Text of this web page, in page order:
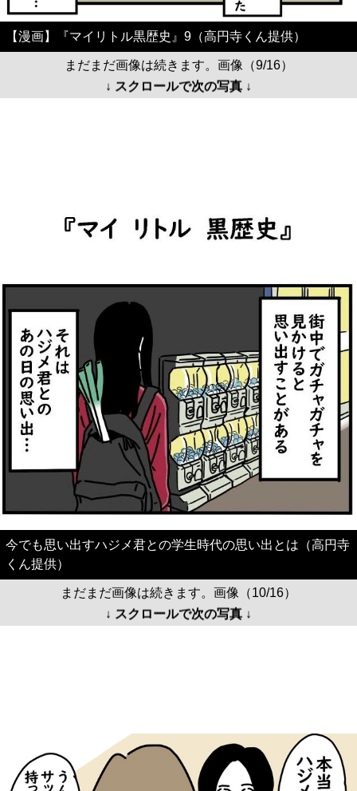
【漫画】『マイリトル黒歴史』9（高円寺くん提供）
まだまだ画像は続きます。画像（9/16）
↓ スクロールで次の写真 ↓
今でも思い出すハジメ君との学生時代の思い出とは（高円寺
くん提供）
まだまだ画像は続きます。画像（10/16）
↓ スクロールで次の写真 ↓